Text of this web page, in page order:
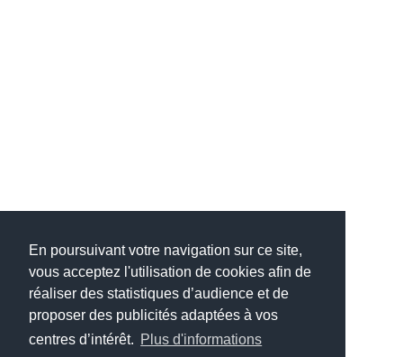
En poursuivant votre navigation sur ce site,
vous acceptez l'utilisation de cookies afin de
réaliser des statistiques d’audience et de
proposer des publicités adaptées à vos
centres d’intérêt. Plus d'informations